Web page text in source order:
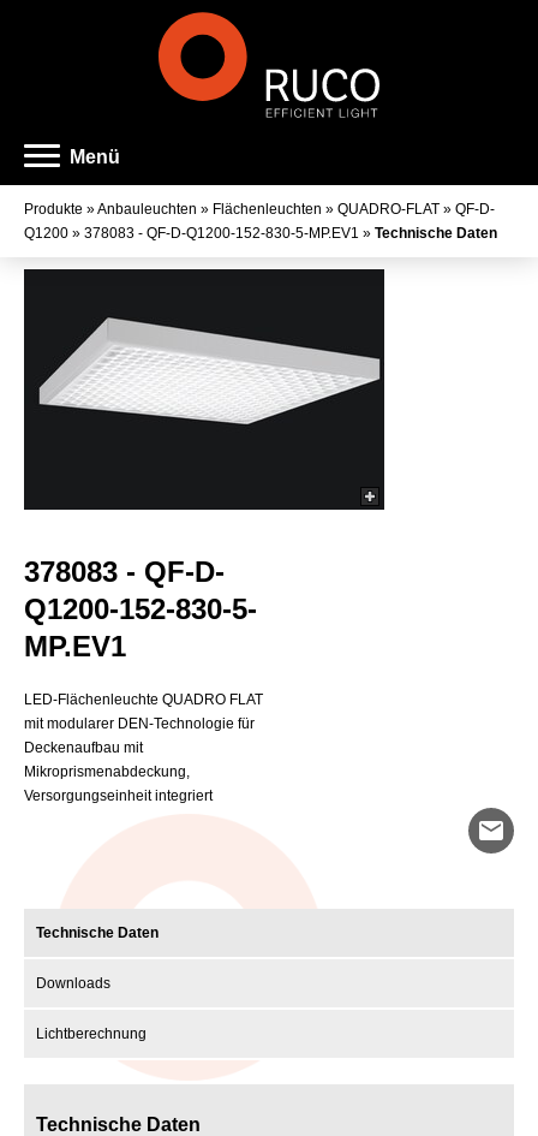
Menü
Produkte »Anbauleuchten » Flächenleuchten » QUADRO-FLAT » QF-D-
Q1200 » 378083 - QF-D-Q1200-152-830-5-MP.EV1 » Technische Daten
378083 - QF-D-
Q1200-152-830-5-
MP.EV1
LED-Flächenleuchte QUADRO FLAT
mit modularer DEN-Technologie für
Deckenaufbau mit
Mikroprismenabdeckung,
Versorgungseinheit integriert
mail
Technische Daten
Downloads
Lichtberechnung
Technische Daten